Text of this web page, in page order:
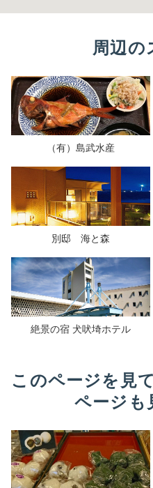
周辺の
（有）島武水産
別邸 海と森
絶景の宿 犬吠埼ホテル
このページを見
ページも